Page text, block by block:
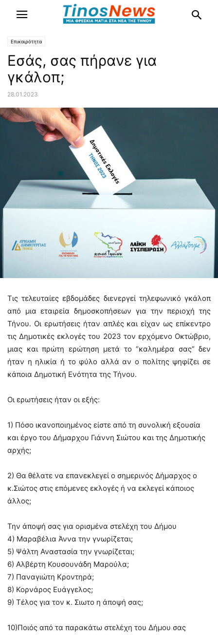
Επικαιρότητα
Εσάς, σας πήρανε για
γκάλοπ;
28.01.2023
Τις τελευταίες εβδομάδες διενεργεί τηλεφωνικό γκάλοπ
από μια εταιρεία δημοσκοπήσεων για την περιοχή της
Τήνου. Οι ερωτήσεις ήταν απλές και είχαν ως επίκεντρο
τις Δημοτικές εκλογές του 2023 τον ερχόμενο Οκτώβριο,
μιας και πρώτη ερώτηση μετά το “καλημέρα σας” δεν
ήταν η ηλικία ή το φύλο αλλά αν ο πολίτης ψηφίζει σε
κάποια Δημοτική Ενότητα της Τήνου.
Οι ερωτήσεις ήταν οι εξής:
1) Πόσο ικανοποιημένος είστε από τη συνολική εξουσία
και έργο του Δήμαρχου Γιάννη Σιώτου και της Δημοτικής
αρχής;
2) Θα θέλατε να επανεκλεγεί ο σημερινός Δήμαρχος o
κ.Σιώτος στις επόμενες εκλογές ή να εκλεγεί κάποιος
άλλος;
Την άποψή σας για ορισμένα στελέχη του Δήμου
4) Μαραβέλια Άννα την γνωρίζεται;
5) Ψάλτη Αναστασία την γνωρίζεται;
6) Αλβέρτη Κουσουνάδη Μαρούλα;
7) Παναγιώτη Κροντηρά;
8) Κορνάρος Ευάγγελος;
9) Τέλος για τον κ. Σιωτο η άποψή σας;
10)Ποιός από τα παρακάτω στελέχη του Δήμου σας